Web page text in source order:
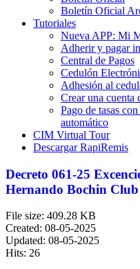
Boletín Oficial
Tutoriales
Nueva APP: Mi
Adherir y pagar
Central de Pagos
Cedulón
Adhesión al
Crear una cuenta
Pago de tasas
automático
CIM Virtual Tour
Descargar RapiRemis
Decreto 061-25
Hernando Bochin Club
File size: 409.28 KB
Created: 08-05-2025
Updated: 08-05-2025
Hits: 26